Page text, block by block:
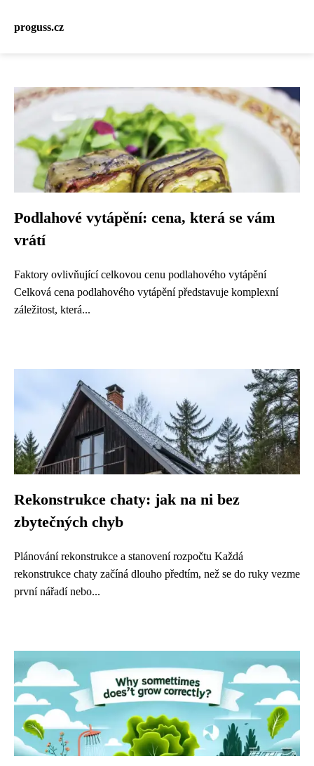
proguss.cz
Podlahové vytápění: cena, která se vám
vrátí
Faktory ovlivňující celkovou cenu podlahového vytápění
Celková cena podlahového vytápění představuje komplexní
záležitost, která...
Rekonstrukce chaty: jak na ni bez
zbytečných chyb
Plánování rekonstrukce a stanovení rozpočtu Každá
rekonstrukce chaty začíná dlouho předtím, než se do ruky vezme
první nářadí nebo...